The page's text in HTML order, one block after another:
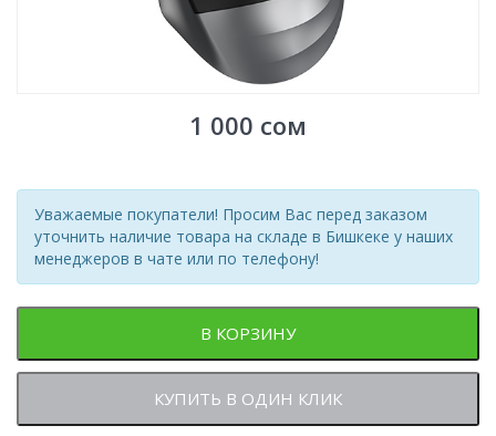
1 000 сом
Уважаемые покупатели! Просим Вас перед заказом
уточнить наличие товара на складе в Бишкеке у наших
менеджеров в чате или по телефону!
В КОРЗИНУ
КУПИТЬ В ОДИН КЛИК